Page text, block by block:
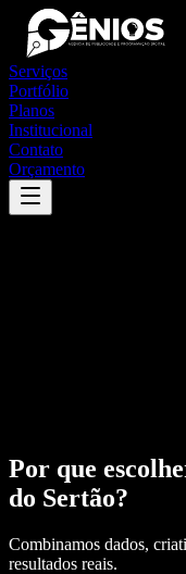
Serviços
Portfólio
Planos
Institucional
Contato
Orçamento
Por que
do Sertão?
Combinamos dados,
resultados reais.